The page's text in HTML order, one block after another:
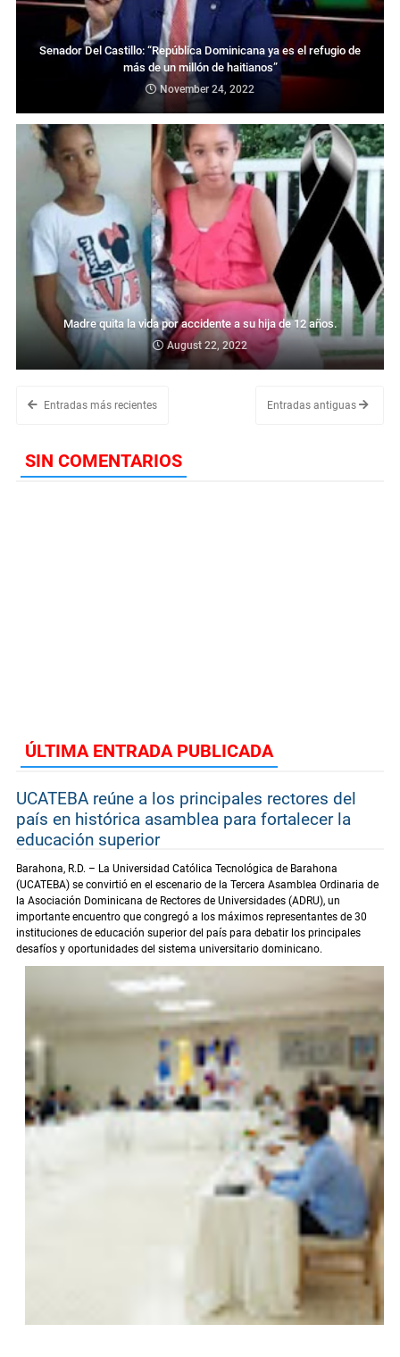
Senador Del Castillo: “República Dominicana ya es el refugio de
más de un millón de haitianos”
November 24, 2022
Madre quita la vida por accidente a su hija de 12 años.
August 22, 2022
Entradas más recientes Entradas antiguas
SIN COMENTARIOS
ÚLTIMA ENTRADA PUBLICADA
UCATEBA reúne a los principales rectores del
país en histórica asamblea para fortalecer la
educación superior
Barahona, R.D. – La Universidad Católica Tecnológica de Barahona
(UCATEBA) se convirtió en el escenario de la Tercera Asamblea Ordinaria de
la Asociación Dominicana de Rectores de Universidades (ADRU), un
importante encuentro que congregó a los máximos representantes de 30
instituciones de educación superior del país para debatir los principales
desafíos y oportunidades del sistema universitario dominicano.